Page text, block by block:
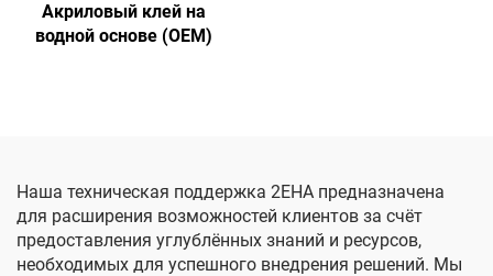
Акриловый клей на
водной основе (OEM)
Наша техническая поддержка 2EHA предназначена
для расширения возможностей клиентов за счёт
предоставления углублённых знаний и ресурсов,
необходимых для успешного внедрения решений. Мы